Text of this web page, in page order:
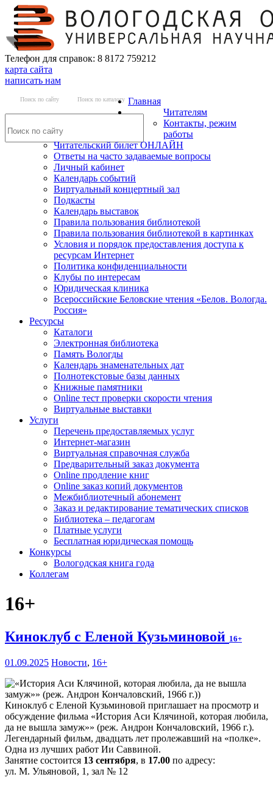
Телефон для справок: 8 8172 759212
карта сайта
написать нам
Поиск по сайту Поиск по каталогу Главная
Читателям
Контакты, режим
работы
Читательский билет ОНЛАЙН
Ответы на часто задаваемые вопросы
Личный кабинет
Календарь событий
Виртуальный концертный зал
Подкасты
Календарь выставок
Правила пользования библиотекой
Правила пользования библиотекой в картинках
Условия и порядок предоставления доступа к
ресурсам Интернет
Политика конфиденциальности
Клубы по интересам
Юридическая клиника
Всероссийские Беловские чтения «Белов. Вологда.
Россия»
Ресурсы
Каталоги
Электронная библиотека
Память Вологды
Календарь знаменательных дат
Полнотекстовые базы данных
Книжные памятники
Online тест проверки скорости чтения
Виртуальные выставки
Услуги
Перечень предоставляемых услуг
Интернет-магазин
Виртуальная справочная служба
Предварительный заказ документа
Online продление книг
Online заказ копий документов
Межбиблиотечный абонемент
Заказ и редактирование тематических списков
Библиотека – педагогам
Платные услуги
Бесплатная юридическая помощь
Конкурсы
Вологодская книга года
Коллегам
16+
Киноклуб с Еленой Кузьминовой 16+
01.09.2025 Новости, 16+
Киноклуб с Еленой Кузьминовой приглашает на просмотр и
обсуждение фильма «История Аси Клячиной, которая любила,
да не вышла замуж»» (реж. Андрон Кончаловский, 1966 г.).
Легендарный фильм, двадцать лет пролежавший на «полке».
Одна из лучших работ Ии Саввиной.
Занятие состоится 13 сентября, в 17.00 по адресу:
ул. М. Ульяновой, 1, зал № 12